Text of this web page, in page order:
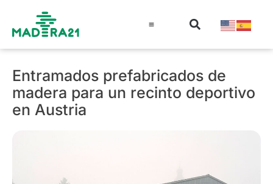
Entramados prefabricados de
madera para un recinto deportivo
en Austria